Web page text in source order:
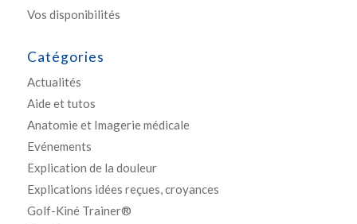
Vos disponibilités
Catégories
Actualités
Aide et tutos
Anatomie et Imagerie médicale
Evénements
Explication de la douleur
Explications idées reçues, croyances
Golf-Kiné Trainer®